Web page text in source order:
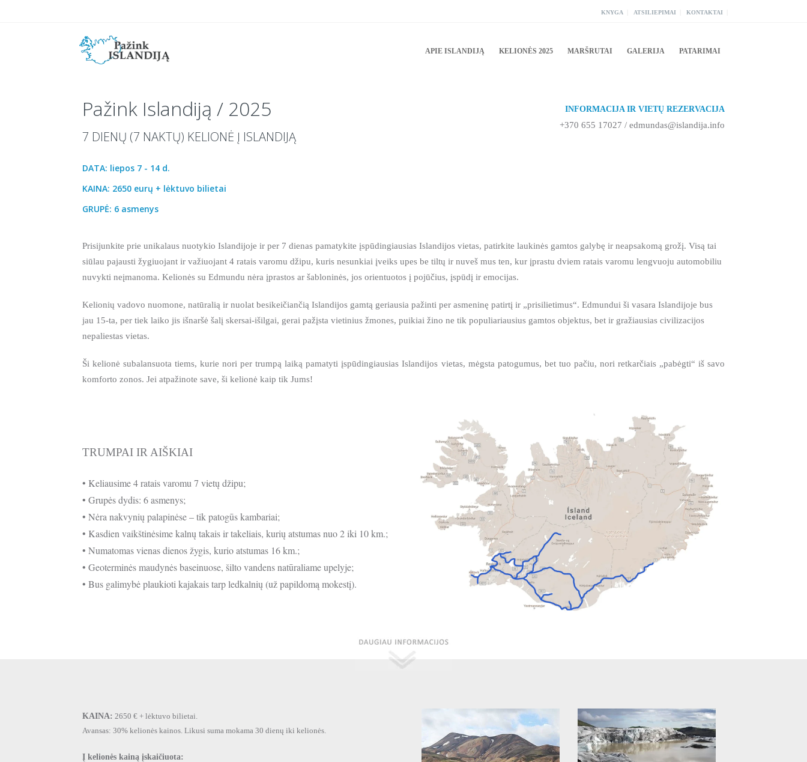
KNYGA ATSILIEPIMAI KONTAKTAI
APIE ISLANDIJĄ KELIONĖS 2025 MARŠRUTAI GALERIJA PATARIMAI
Pažink Islandiją / 2025
7 DIENŲ (7 NAKTŲ) KELIONĖ Į ISLANDIJĄ
DATA: liepos 7 - 14 d.
KAINA: 2650 eurų + lėktuvo bilietai
GRUPĖ: 6 asmenys
INFORMACIJA IR VIETŲ REZERVACIJA
+370 655 17027 / edmundas@islandija.info
Prisijunkite prie unikalaus nuotykio Islandijoje ir per 7 dienas pamatykite įspūdingiausias Islandijos vietas, patirkite laukinės gamtos galybę ir neapsakomą grožį. Visą tai
siūlau pajausti žygiuojant ir važiuojant 4 ratais varomu džipu, kuris nesunkiai įveiks upes be tiltų ir nuveš mus ten, kur įprastu dviem ratais varomu lengvuoju automobiliu
nuvykti neįmanoma. Kelionės su Edmundu nėra įprastos ar šabloninės, jos orientuotos į pojūčius, įspūdį ir emocijas.
Kelionių vadovo nuomone, natūralią ir nuolat besikeičiančią Islandijos gamtą geriausia pažinti per asmeninę patirtį ir „prisilietimus“. Edmundui ši vasara Islandijoje bus
jau 15-ta, per tiek laiko jis išnaršė šalį skersai-išilgai, gerai pažįsta vietinius žmones, puikiai žino ne tik populiariausius gamtos objektus, bet ir gražiausias civilizacijos
nepaliestas vietas.
Ši kelionė subalansuota tiems, kurie nori per trumpą laiką pamatyti įspūdingiausias Islandijos vietas, mėgsta patogumus, bet tuo pačiu, nori retkarčiais „pabėgti“ iš savo
komforto zonos. Jei atpažinote save, ši kelionė kaip tik Jums!
TRUMPAI IR AIŠKIAI
• Keliausime 4 ratais varomu 7 vietų džipu;
• Grupės dydis: 6 asmenys;
• Nėra nakvynių palapinėse – tik patogūs kambariai;
• Kasdien vaikštinėsime kalnų takais ir takeliais, kurių atstumas nuo 2 iki 10 km.;
• Numatomas vienas dienos žygis, kurio atstumas 16 km.;
• Geoterminės maudynės baseinuose, šilto vandens natūraliame upelyje;
• Bus galimybė plaukioti kajakais tarp ledkalnių (už papildomą mokestį).
KAINA: 2650 € + lėktuvo bilietai.
Avansas: 30% kelionės kainos. Likusi suma mokama 30 dienų iki kelionės.
Į kelionės kainą įskaičiuota: